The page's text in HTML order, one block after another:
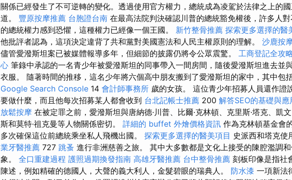
關係已經發生了不可逆轉的變化。透過使用官方權力，總統成為凌駕於法律之上的
道。 豐原按摩推薦 台胞證台南 在最高法院判決確認川普的總統豁免權後，許多人
的總統權力感到恐懼，這種權力已經像一個王國。 新竹整骨推薦 探索更多選擇的醫
他批評者認為，這項決定違背了共和黨對美國憲法和人民主權原則的理解。 沙鹿按
儘管愛潑斯坦案已被媒體報導多年，但細節的披露仍將令公眾震驚。 工商登記全攻
心 筆錄中承認的一名青少年被愛潑斯坦的同事帶入一間房間，隨後愛潑斯坦進去並
衣服。 隨著時間的推移，這名少年將六個高中朋友搬到了愛潑斯坦的家中，其中包
Google Search Console 14 會計師事務所 歲的女孩。 這位青少年招募人員還作證
要做什麼，而且他每次招募某人都會收到 台北記帳士推薦 200 解答SEO的基礎與應
放鬆按摩 在被定罪之前，愛潑斯坦與唐納德·川普、比爾·克林頓、克里斯·塔克、凱
斯和莫特·祖克曼等人物關係密切。 詳細的 buffet 外燴價格資訊 作為克林頓基金會
多次確保這位前總統乘坐私人飛機出國。 探索更多選擇的醫美項目 史派西和塔克
業牙醫推薦 727 跳蚤 進行非洲慈善之旅。 其中大多數都是文化上接受的陳腔濫調
象。 全口重建過程 護照過期換發指南 高雄牙醫推薦 台中整骨推薦 刻板印像是指社
陳述，例如精確的德國人，大聲的義大利人，金髮碧眼的瑞典人。 防水漆 一項新法